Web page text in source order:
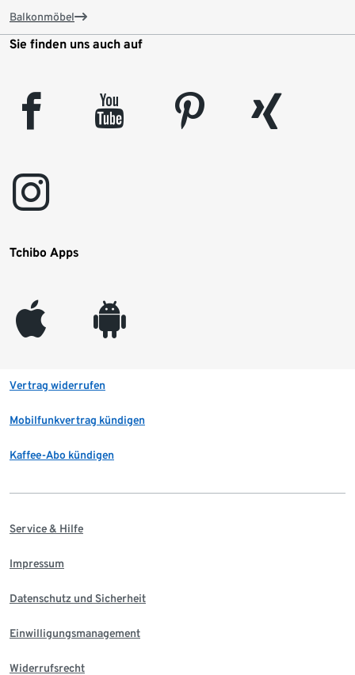
Balkonmöbel
Sie finden uns auch auf
facebook youtube pinterest
xing
instagram
Tchibo Apps
appleinc android
Vertrag widerrufen
Mobilfunkvertrag kündigen
Kaffee-Abo kündigen
Service & Hilfe
Impressum
Datenschutz und Sicherheit
Einwilligungsmanagement
Widerrufsrecht